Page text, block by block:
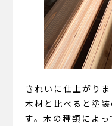
きれいに仕上がり
木材と比べると塗
す。木の種類によ